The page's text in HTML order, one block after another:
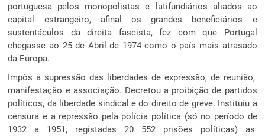
portuguesa pelos monopolistas e latifundiários aliados ao
capital estrangeiro, afinal os grandes beneficiários e
sustentáculos da direita fascista, fez com que Portugal
chegasse ao 25 de Abril de 1974 como o país mais atrasado
da Europa.
Impôs a supressão das liberdades de expressão, de reunião,
manifestação e associação. Decretou a proibição de partidos
políticos, da liberdade sindical e do direito de greve. Instituiu a
censura e a repressão pela polícia política (só no período de
1932 a 1951, registadas 20 552 prisões políticas) as